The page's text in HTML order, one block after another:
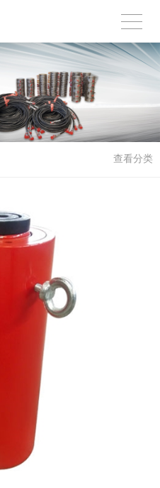
查看分类